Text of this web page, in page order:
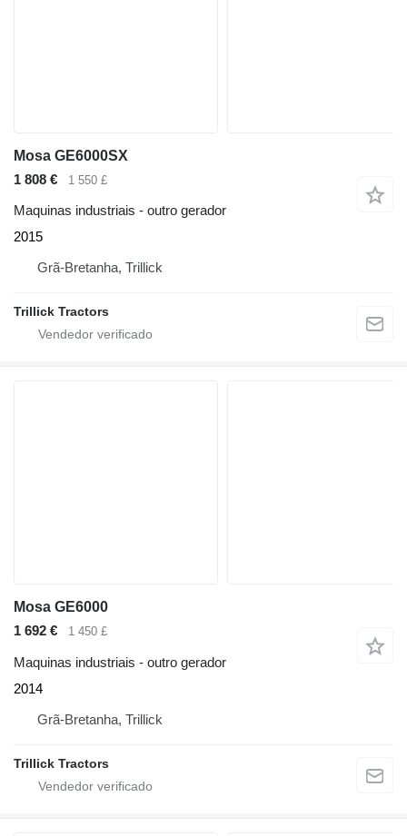
Mosa GE6000SX
1 808 €
1 550 £
Maquinas industriais - outro gerador
2015
Grã-Bretanha, Trillick
Trillick Tractors
Mosa GE6000
1 692 €
1 450 £
Maquinas industriais - outro gerador
2014
Grã-Bretanha, Trillick
Trillick Tractors